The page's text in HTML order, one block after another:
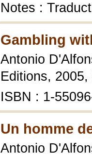
Notes :
Gambling
Antonio
Editions,
ISBN : 1-
Un homme
Antonio